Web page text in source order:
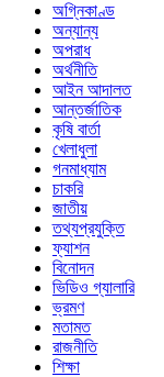
অগ্নিকাণ্ড
অন্যান্য
অপরাধ
অর্থনীতি
আইন আদালত
আন্তর্জাতিক
কৃষি বার্তা
খেলাধুলা
গনমাধ্যাম
চাকরি
জাতীয়
তথ্যপ্রযুক্তি
ফ্যাশন
বিনোদন
ভিডিও গ্যালারি
ভ্রমণ
মতামত
রাজনীতি
শিক্ষা